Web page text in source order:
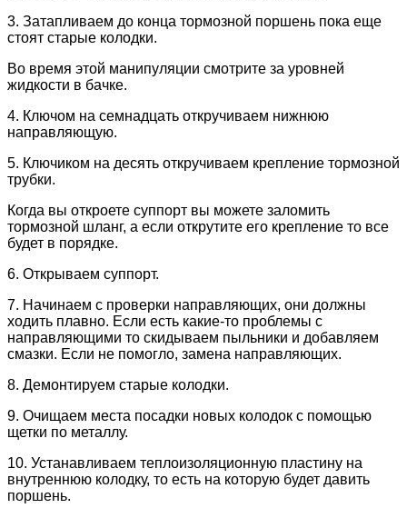
3. Затапливаем до конца тормозной поршень пока еще
стоят старые колодки.
Во время этой манипуляции смотрите за уровней
жидкости в бачке.
4. Ключом на семнадцать откручиваем нижнюю
направляющую.
5. Ключиком на десять откручиваем крепление тормозной
трубки.
Когда вы откроете суппорт вы можете заломить
тормозной шланг, а если открутите его крепление то все
будет в порядке.
6. Открываем суппорт.
7. Начинаем с проверки направляющих, они должны
ходить плавно. Если есть какие-то проблемы с
направляющими то скидываем пыльники и добавляем
смазки. Если не помогло, замена направляющих.
8. Демонтируем старые колодки.
9. Очищаем места посадки новых колодок с помощью
щетки по металлу.
10. Устанавливаем теплоизоляционную пластину на
внутреннюю колодку, то есть на которую будет давить
поршень.